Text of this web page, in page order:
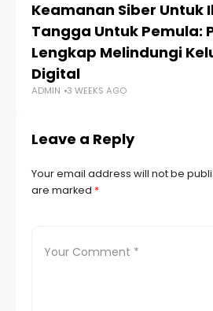
Keamanan Siber Untuk
Tangga Untuk Pemula:
Lengkap Melindungi
Digital
ADMIN 3 WEEKS AGO
Leave a Reply
Your email address will not be
are marked *